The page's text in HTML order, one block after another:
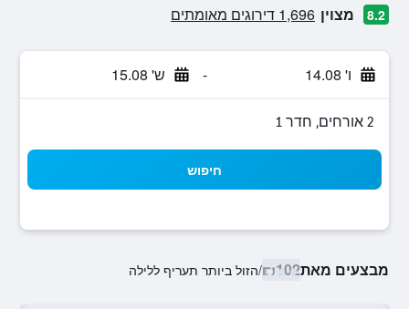
8.2 מצוין 1,696 דירוגים מאומתים
ו' 14.08 - ש' 15.08
2 אורחים, חדר 1
חיפוש
מבצעים מאת₪102
/הזול ביותר תעריף ללילה